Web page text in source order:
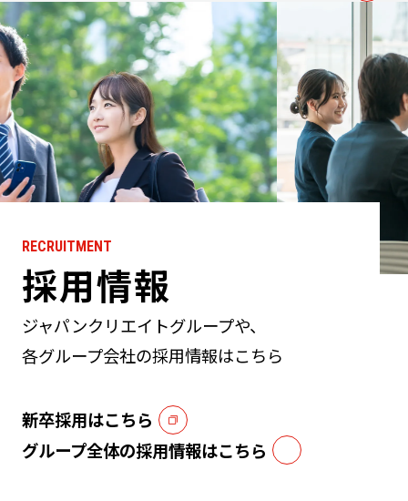
RECRUITMENT
採用情報
ジャパンクリエイトグループや、
各グループ会社の採用情報はこちら
新卒採用はこちら
グループ全体の採用情報はこちら